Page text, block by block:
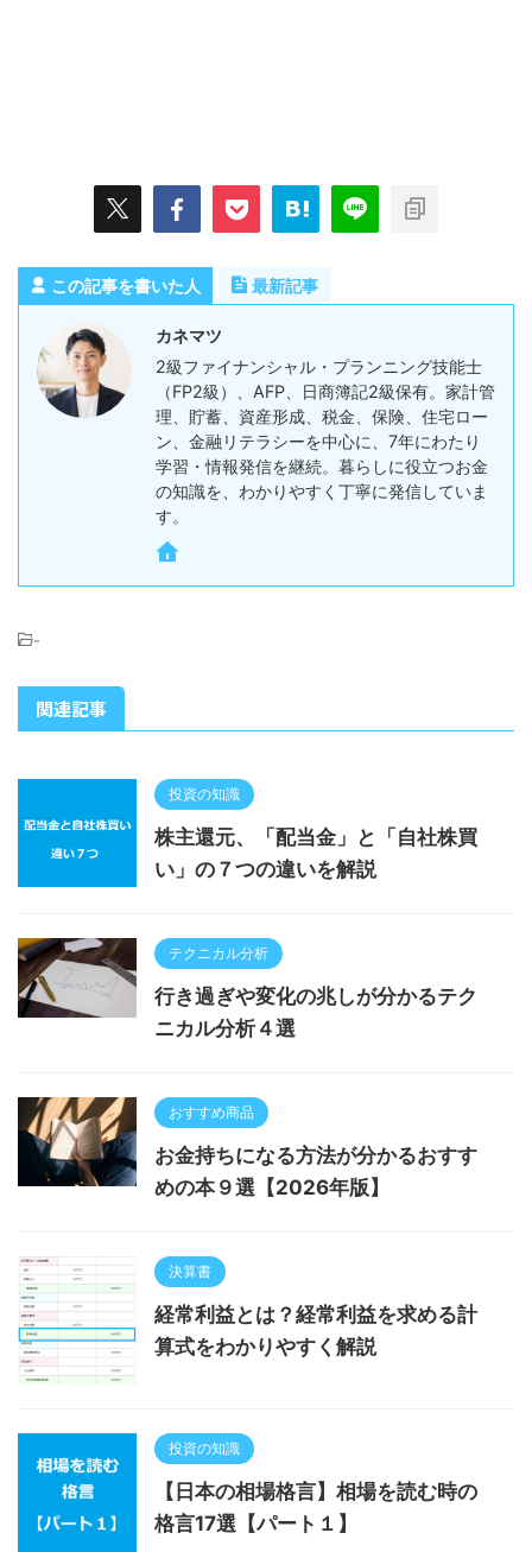
この記事を書いた人 最新記事
カネマツ
2級ファイナンシャル・プランニング技能士
（FP2級）、AFP、日商簿記2級保有。家計管
理、貯蓄、資産形成、税金、保険、住宅ロー
ン、金融リテラシーを中心に、7年にわたり
学習・情報発信を継続。暮らしに役立つお金
の知識を、わかりやすく丁寧に発信していま
す。
-
関連記事
投資の知識
株主還元、「配当金」と「自社株買
い」の７つの違いを解説
テクニカル分析
行き過ぎや変化の兆しが分かるテク
ニカル分析４選
おすすめ商品
お金持ちになる方法が分かるおすす
めの本９選【2026年版】
決算書
経常利益とは？経常利益を求める計
算式をわかりやすく解説
投資の知識
【日本の相場格言】相場を読む時の
格言17選【パート１】